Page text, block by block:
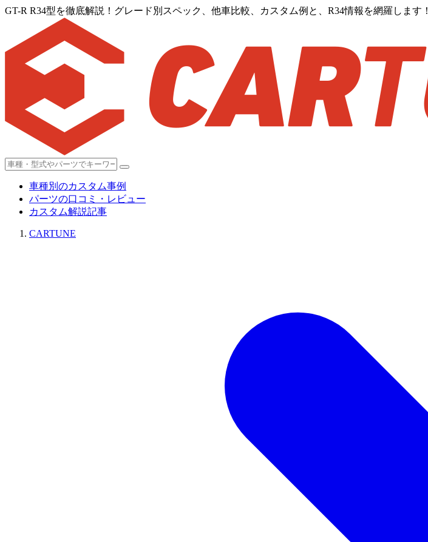
GT-R R34型を徹底解説！グレード別スペック、他車比較、カスタム例と、R34情報を網羅します！
車種別のカスタム事例
パーツの口コミ・レビュー
カスタム解説記事
CARTUNE